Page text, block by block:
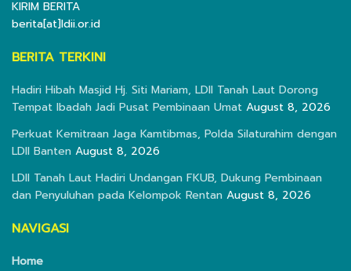
KIRIM BERITA
berita[at]ldii.or.id
BERITA TERKINI
Hadiri Hibah Masjid Hj. Siti Mariam, LDII Tanah Laut Dorong
Tempat Ibadah Jadi Pusat Pembinaan Umat August 8, 2026
Perkuat Kemitraan Jaga Kamtibmas, Polda Silaturahim dengan
LDII Banten August 8, 2026
LDII Tanah Laut Hadiri Undangan FKUB, Dukung Pembinaan
dan Penyuluhan pada Kelompok Rentan August 8, 2026
NAVIGASI
Home